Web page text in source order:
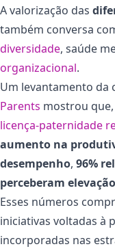
A valorização das
também conversa
diversidade, saúde
organizacional.
Um levantamento da
Parents mostrou
licença-paternidade
aumento na
desempenho, 96%
perceberam
Esses números
iniciativas voltadas à
incorporadas nas